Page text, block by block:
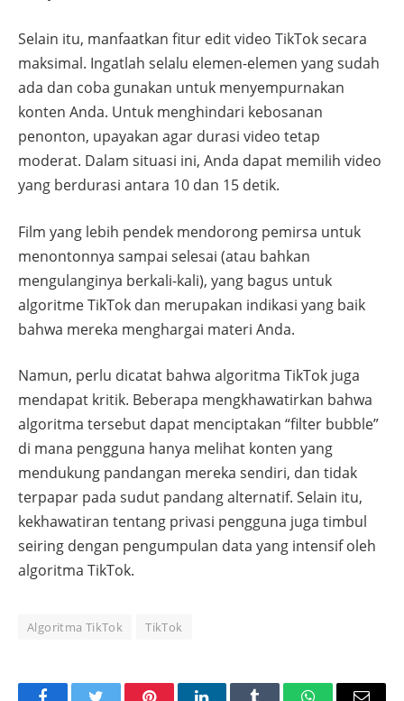
Selain itu, manfaatkan fitur edit video TikTok secara
maksimal. Ingatlah selalu elemen-elemen yang sudah
ada dan coba gunakan untuk menyempurnakan
konten Anda. Untuk menghindari kebosanan
penonton, upayakan agar durasi video tetap
moderat. Dalam situasi ini, Anda dapat memilih video
yang berdurasi antara 10 dan 15 detik.
Film yang lebih pendek mendorong pemirsa untuk
menontonnya sampai selesai (atau bahkan
mengulanginya berkali-kali), yang bagus untuk
algoritme TikTok dan merupakan indikasi yang baik
bahwa mereka menghargai materi Anda.
Namun, perlu dicatat bahwa algoritma TikTok juga
mendapat kritik. Beberapa mengkhawatirkan bahwa
algoritma tersebut dapat menciptakan “filter bubble”
di mana pengguna hanya melihat konten yang
mendukung pandangan mereka sendiri, dan tidak
terpapar pada sudut pandang alternatif. Selain itu,
kekhawatiran tentang privasi pengguna juga timbul
seiring dengan pengumpulan data yang intensif oleh
algoritma TikTok.
Algoritma TikTok TikTok